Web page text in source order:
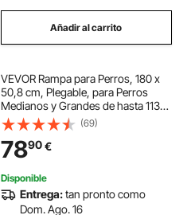
Añadir al carrito
VEVOR Rampa para Perros, 180 x
50,8 cm, Plegable, para Perros
Medianos y Grandes de hasta 113
kg, con Superficie de Tela Oxford
Antideslizante, Portátil, para
Exteriores, SUV y Camiones, Negro
(69)
7890€
Disponible
Entrega:tan pronto como
Dom. Ago. 16